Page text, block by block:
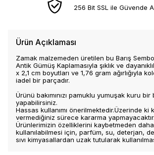
256 Bit SSL ile Güvende
Ürün Açıklaması
Zamak malzemeden üretilen bu Barış
Antik Gümüş Kaplamasıyla şıklık ve
x 2,1 cm boyutları ve 1,76 gram ağırlığıyla
iadel bir parçadır.
Ürünü bakımınızı pamuklu yumuşak kuru bir
yapabilirsiniz.
Hassas kullanımı önerilmektedir.Üzerinde ki
vermediğiniz sürece kararma yapmayacaktır.
Ürünlerimizin özelliklerini kaybetmeden
kullanılabilmesi için, parfüm, su, deterjan,
sıvı kimyasallardan uzak tutularak